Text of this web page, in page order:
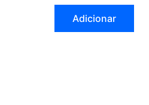
Adicionar